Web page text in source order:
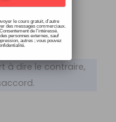
à dire le contraire,
le cours gratuit, d’autre
des messages commerciaux.
de l’intéressé.
personnes externes, sauf
autres ; vous pouvez